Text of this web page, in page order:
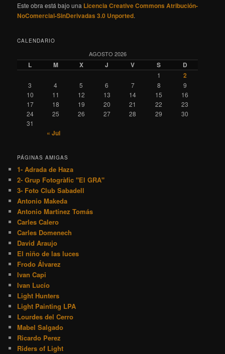
Este obra está bajo una Licencia Creative Commons Atribución-
NoComercial-SinDerivadas 3.0 Unported.
CALENDARIO
AGOSTO 2026
L M X J V S D
1 2
3 4 5 6 7 8
9
10
11 12 13 14 15
16
17
18 19 20 21 22
23
24
25 26 27 28 29
30
31
« Jul
PÁGINAS AMIGAS
1- Adrada de Haza
2- Grup Fotogràfic "El GRA"
3- Foto Club Sabadell
Antonio Makeda
Antonio Martínez Tomás
Carles Calero
Carles Domenech
David Araujo
El niño de las luces
Frodo Álvarez
Ivan Capi
Ivan Lucío
Light Hunters
Light Painting LPA
Lourdes del Cerro
Mabel Salgado
Ricardo Perez
Riders of Light